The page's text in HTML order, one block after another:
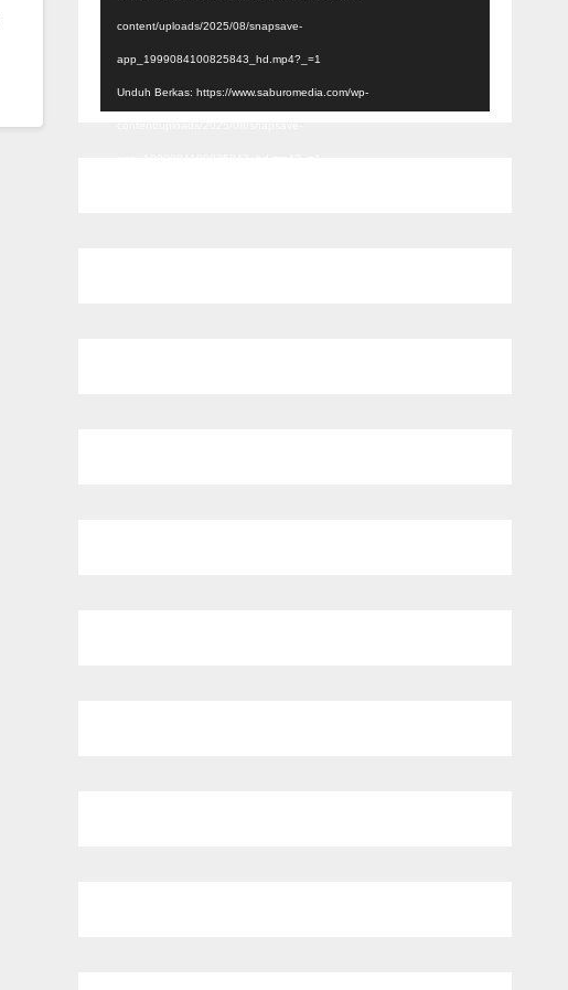
content/uploads/2025/08/snapsave-
app_1999084100825843_hd.mp4?_=1
Unduh Berkas: https://www.saburomedia.com/wp-